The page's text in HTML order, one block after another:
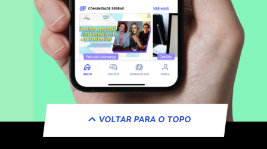
VOLTAR PARA O TOPO